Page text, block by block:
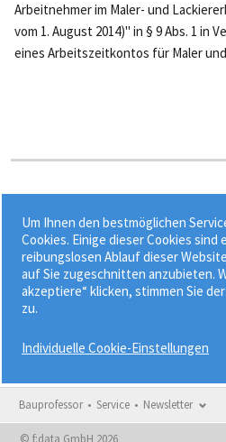
Arbeitnehmer im Maler- und
vom 1. August 2014)" in § 9 Abs. 1 in
eines Arbeitszeitkontos für Maler
Stichworte:
Arbeitszeitflexibilisierung•
Erschwerniszuschläge•
Bauprofessor Service Newsletter
© f:data GmbH 2026
Um Ihnen den bestmöglichen
Cookies. Einige dieser Cookies
reibungslosen Ablauf dieser
auf Sie zugeschnitten anzubieten.
akzeptiere“ klicken, stimmen Sie
zu.
Individuelle Cookie-Einstellungen